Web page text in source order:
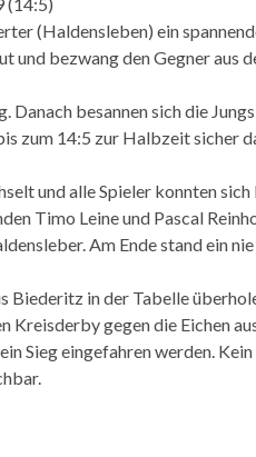
(Haldensleben) ein
und bezwang den Gegner aus
besannen sich die
zum 14:5 zur Halbzeit sicher
und alle Spieler konnten
Timo Leine und Pascal
Am Ende stand ein
Biederitz in der Tabelle
Kreisderby gegen die Eichen
Sieg eingefahren werden.